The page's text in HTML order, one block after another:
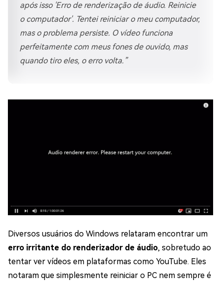
após isso 'Erro de renderização de áudio. Reinicie
o computador'. Tentei reiniciar o meu computador,
mas o problema persiste. O vídeo funciona
perfeitamente com meus fones de ouvido, mas
quando tiro eles, o erro volta.”
Diversos usuários do Windows relataram encontrar um
erro irritante do renderizador de áudio, sobretudo ao
tentar ver vídeos em plataformas como YouTube. Eles
notaram que simplesmente reiniciar o PC nem sempre é